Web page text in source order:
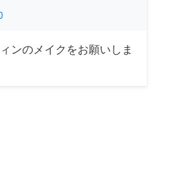
ンのメイクをお願いしま